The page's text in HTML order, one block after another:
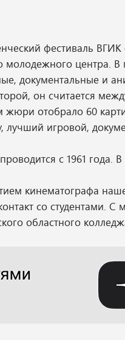
фестиваль
молодежного центра.
документальные и
он считается
жюри отобрало 60
игровой,
с 1961 года. В
кинематографа
со студентами. С
областного